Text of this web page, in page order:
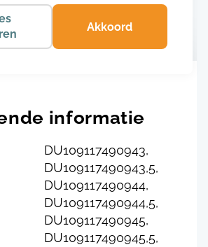
informatie
DU109117490943,
DU109117490943,5,
DU109117490944,
DU109117490944,5,
DU109117490945,
DU109117490945,5,
Akkoord